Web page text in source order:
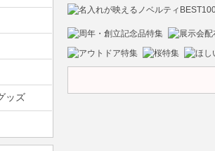
ッズ